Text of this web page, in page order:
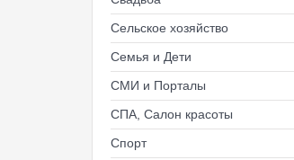
Сельское хозяйство
Семья и Дети
СМИ и Порталы
СПА, Салон красоты
Спорт